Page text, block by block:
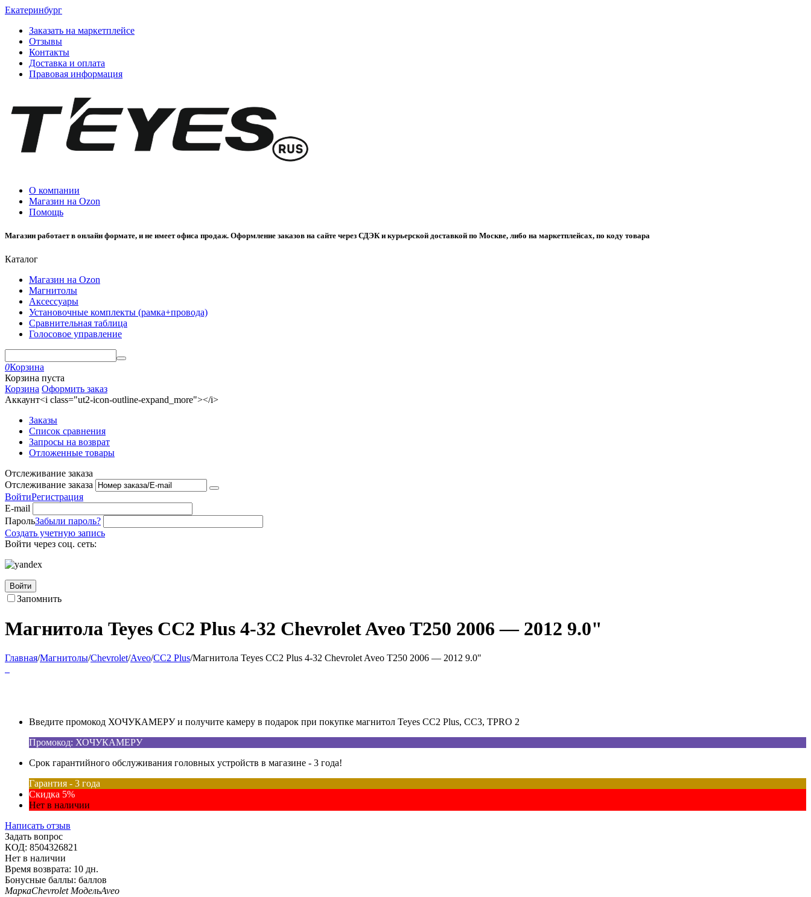
Екатеринбург
Заказать на маркетплейсе
Отзывы
Контакты
Доставка и оплата
Правовая информация
О компании
Магазин на Ozon
Помощь
Магазин работает в онлайн формате, и не имеет офиса продаж. Оформление заказов на сайте через СДЭК и курьерской доставкой по Москве, либо на маркетплейсах, по коду товара
Каталог
Магазин на Ozon
Магнитолы
Аксессуары
Установочные комплекты (рамка+провода)
Сравнительная таблица
Голосовое управление
0Корзина
Корзина пуста
Корзина Оформить заказ
Аккаунт<i class="ut2-icon-outline-expand_more"></i>
Заказы
Список сравнения
Запросы на возврат
Отложенные товары
Отслеживание заказа
Отслеживание заказа
ВойтиРегистрация
E-mail
ПарольЗабыли пароль?
Создать учетную запись
Войти через соц. сеть:
Войти
Запомнить
Магнитола Teyes CC2 Plus 4-32 Chevrolet Aveo T250 2006 — 2012 9.0"
Главная/Магнитолы/Chevrolet/Aveo/CC2 Plus/Магнитола Teyes CC2 Plus 4-32 Chevrolet Aveo T250 2006 — 2012 9.0"
Введите промокод ХОЧУКАМЕРУ и получите камеру в подарок при покупке магнитол Teyes CC2 Plus, CC3, TPRO 2
Промокод: ХОЧУКАМЕРУ
Срок гарантийного обслуживания головных устройств в магазине - 3 года!
Гарантия - 3 года
Скидка 5%
Нет в наличии
Написать отзыв
Задать вопрос
КОД: 8504326821
Нет в наличии
Время возврата: 10 дн.
Бонусные баллы: баллов
МаркаChevrolet МодельAveo